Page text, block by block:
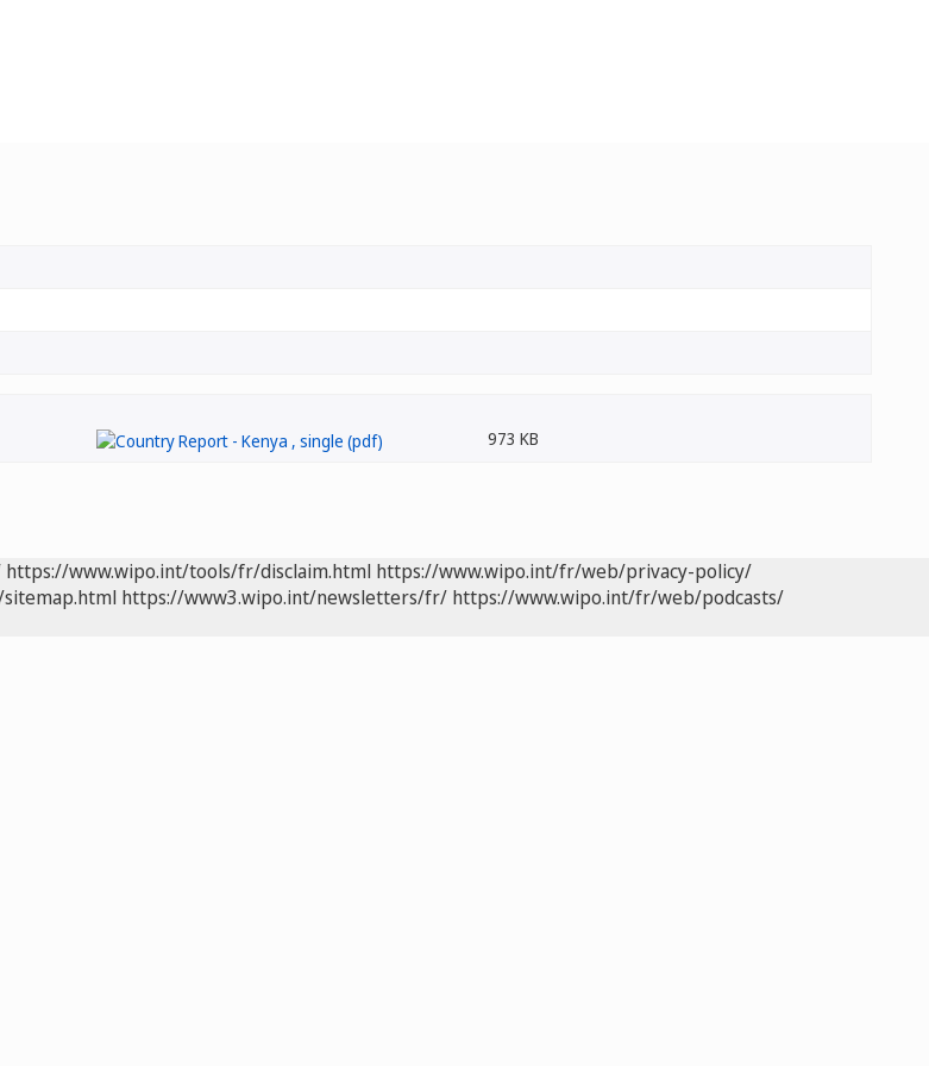
973 KB
https://www.wipo.int/tools/fr/disclaim.html https://www.wipo.int/fr/web/privacy-policy/
https://www3.wipo.int/newsletters/fr/ https://www.wipo.int/fr/web/podcasts/